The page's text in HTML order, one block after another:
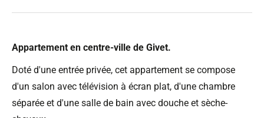
Appartement en centre-ville de Givet.
Doté d'une entrée privée, cet appartement se compose
d'un salon avec télévision à écran plat, d'une chambre
séparée et d'une salle de bain avec douche et sèche-